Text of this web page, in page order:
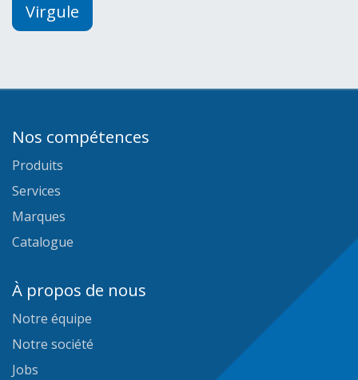
Virgule
Nos compétences
Produits
Services
Marques
Catalogue
À propos de nous
Notre équipe
Notre société
Jobs